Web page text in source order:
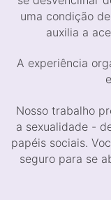
uma condição
auxilia a
A experiência
Nosso trabalho
a sexualidade -
papéis sociais.
seguro para se